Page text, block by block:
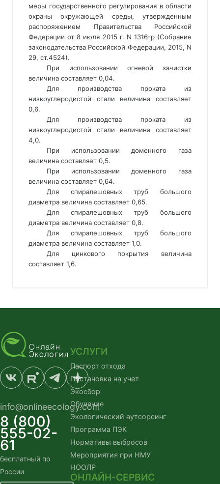
меры государственного регулирования в области
охраны окружающей среды, утвержденным
распоряжением Правительства Российской
Федерации от 8 июля 2015 г. N 1316-р (Собрание
законодательства Российской Федерации, 2015, N
29, ст.4524).
При использовании огневой зачистки
величина составляет 0,04.
Для производства проката из
0,6.
Для производства проката из
4,0.
При использовании доменного газа
величина составляет 0,5.
При использовании доменного газа
величина составляет 0,64.
Для спиралешовных труб большого
диаметра величина составляет 0,65.
Для спиралешовных труб большого
диаметра величина составляет 0,8.
Для спиралешовных труб большого
диаметра величина составляет 1,0.
Для цинкового покрытия величина
составляет 1,6.
info@onlineecology.com
8 (800)
555-02-
61
бесплатный по
России
УСЛУГИ
Паспорт отхода
Постановка на учет
Экосбор
Обучение
Экологический аутсорсинг
Программа ПЭК
Нормативы выбросов
Мероприятия при НМУ
НООЛР
ОНЛАЙН-СЕРВИС